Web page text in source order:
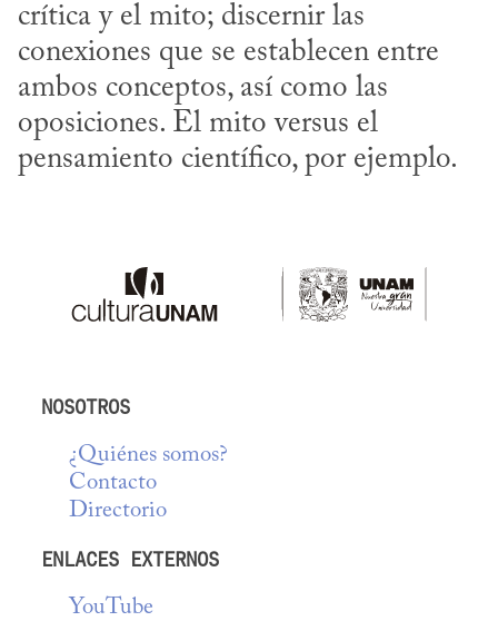
crítica y el mito; discernir las
conexiones que se establecen entre
ambos conceptos, así como las
oposiciones. El mito versus el
pensamiento científico, por ejemplo.
NOSOTROS
¿Quiénes somos?
Contacto
Directorio
ENLACES EXTERNOS
YouTube